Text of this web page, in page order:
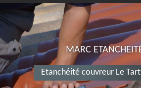
MARC
Etanchéité couvreur Le